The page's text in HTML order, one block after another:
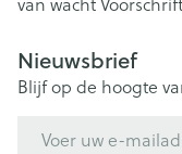
Nieuwsbrief
Blijf op de hoogte